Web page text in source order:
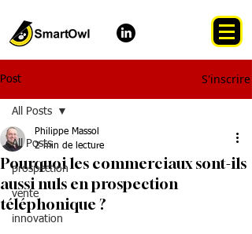
Post S'inscrire
All Posts
prospection
vente
innovation
All Posts
Pourquoi les commerciaux sont-ils
aussi nuls en prospection
téléphonique ?
Philippe Massol
2 min de lecture